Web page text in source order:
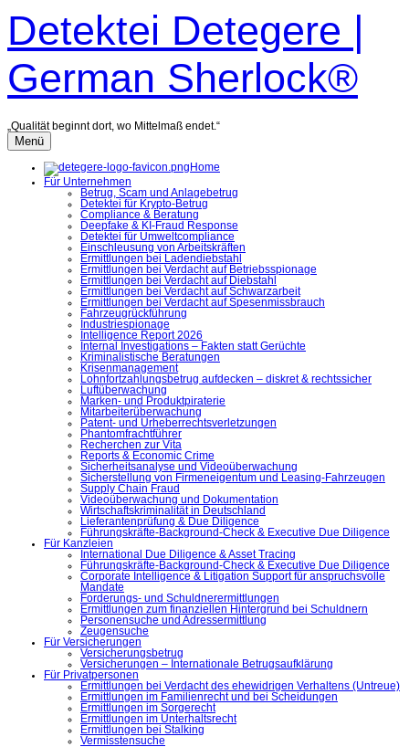
Inhalt
überspringen
Detektei Detegere |
German Sherlock®
„Qualität beginnt dort, wo Mittelmaß endet.“
Menü
Home
Für Unternehmen
Betrug, Scam und Anlagebetrug
Detektei für Krypto-Betrug
Compliance & Beratung
Deepfake & KI-Fraud Response
Detektei für Umweltcompliance
Einschleusung von Arbeitskräften
Ermittlungen bei Ladendiebstahl
Ermittlungen bei Verdacht auf Betriebsspionage
Ermittlungen bei Verdacht auf Diebstahl
Ermittlungen bei Verdacht auf Schwarzarbeit
Ermittlungen bei Verdacht auf Spesenmissbrauch
Fahrzeugrückführung
Industriespionage
Intelligence Report 2026
Internal Investigations – Fakten statt Gerüchte
Kriminalistische Beratungen
Krisenmanagement
Lohnfortzahlungsbetrug aufdecken – diskret & rechtssicher
Luftüberwachung
Marken- und Produktpiraterie
Mitarbeiterüberwachung
Patent- und Urheberrechtsverletzungen
Phantomfrachtführer
Recherchen zur Vita
Reports & Economic Crime
Sicherheitsanalyse und Videoüberwachung
Sicherstellung von Firmeneigentum und Leasing-Fahrzeugen
Supply Chain Fraud
Videoüberwachung und Dokumentation
Wirtschaftskriminalität in Deutschland
Lieferantenprüfung & Due Diligence
Führungskräfte-Background-Check & Executive Due Diligence
Für Kanzleien
International Due Diligence & Asset Tracing
Führungskräfte-Background-Check & Executive Due Diligence
Corporate Intelligence & Litigation Support für anspruchsvolle
Mandate
Forderungs- und Schuldnerermittlungen
Ermittlungen zum finanziellen Hintergrund bei Schuldnern
Personensuche und Adressermittlung
Zeugensuche
Für Versicherungen
Versicherungsbetrug
Versicherungen – Internationale Betrugsaufklärung
Für Privatpersonen
Ermittlungen bei Verdacht des ehewidrigen Verhaltens (Untreue)
Ermittlungen im Familienrecht und bei Scheidungen
Ermittlungen im Sorgerecht
Ermittlungen im Unterhaltsrecht
Ermittlungen bei Stalking
Vermisstensuche